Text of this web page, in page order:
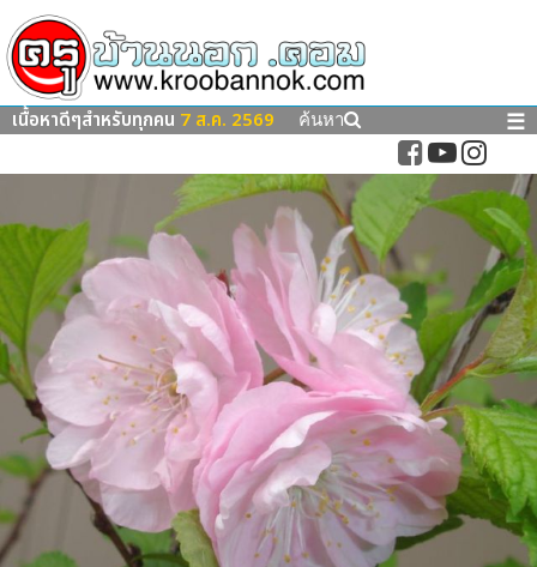
เนื้อหาดีๆสำหรับทุกคน 7 ส.ค. 2569 ค้นหา ☰